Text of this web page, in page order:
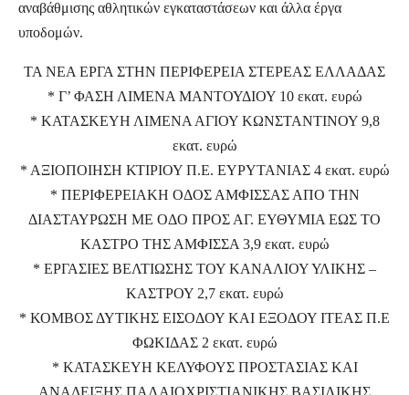
αναβάθμισης αθλητικών εγκαταστάσεων και άλλα έργα
υποδομών.
ΤΑ ΝΕΑ ΕΡΓΑ ΣΤΗΝ ΠΕΡΙΦΕΡΕΙΑ ΣΤΕΡΕΑΣ ΕΛΛΑΔΑΣ
* Γ’ ΦΑΣΗ ΛΙΜΕΝΑ ΜΑΝΤΟΥΔΙΟΥ 10 εκατ. ευρώ
* ΚΑΤΑΣΚΕΥΗ ΛΙΜΕΝΑ ΑΓΙΟΥ ΚΩΝΣΤΑΝΤΙΝΟΥ 9,8
εκατ. ευρώ
* ΑΞΙΟΠΟΙΗΣΗ ΚΤΙΡΙΟΥ Π.Ε. ΕΥΡΥΤΑΝΙΑΣ 4 εκατ. ευρώ
* ΠΕΡΙΦΕΡΕΙΑΚΗ ΟΔΟΣ ΑΜΦΙΣΣΑΣ ΑΠΟ ΤΗΝ
ΔΙΑΣΤΑΥΡΩΣΗ ΜΕ ΟΔΟ ΠΡΟΣ ΑΓ. ΕΥΘΥΜΙΑ ΕΩΣ ΤΟ
ΚΑΣΤΡΟ ΤΗΣ ΑΜΦΙΣΣΑ 3,9 εκατ. ευρώ
* ΕΡΓΑΣΙΕΣ ΒΕΛΤΙΩΣΗΣ ΤΟΥ ΚΑΝΑΛΙΟΥ ΥΛΙΚΗΣ –
ΚΑΣΤΡΟΥ 2,7 εκατ. ευρώ
* ΚΟΜΒΟΣ ΔΥΤΙΚΗΣ ΕΙΣΟΔΟΥ ΚΑΙ ΕΞΟΔΟΥ ΙΤΕΑΣ Π.Ε
ΦΩΚΙΔΑΣ 2 εκατ. ευρώ
* ΚΑΤΑΣΚΕΥΗ ΚΕΛΥΦΟΥΣ ΠΡΟΣΤΑΣΙΑΣ ΚΑΙ
ΑΝΑΔΕΙΞΗΣ ΠΑΛΑΙΟΧΡΙΣΤΙΑΝΙΚΗΣ ΒΑΣΙΛΙΚΗΣ